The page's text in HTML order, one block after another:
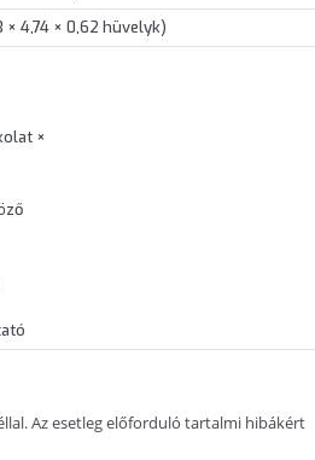
× 4,74 × 0,62 hüvelyk)
×
Az esetleg előforduló tartalmi hibákért